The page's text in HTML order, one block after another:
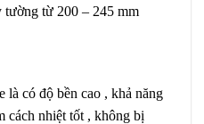
tường từ 200 – 245 mm
là có độ bền cao , khả năng
cách nhiệt tốt , không bị